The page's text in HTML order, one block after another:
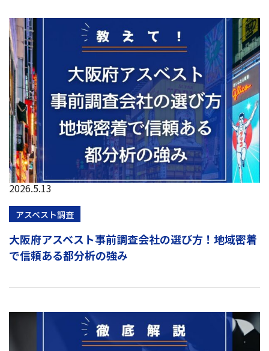
2026.5.13
アスベスト調査
大阪府アスベスト事前調査会社の選び方！地域密着
で信頼ある都分析の強み